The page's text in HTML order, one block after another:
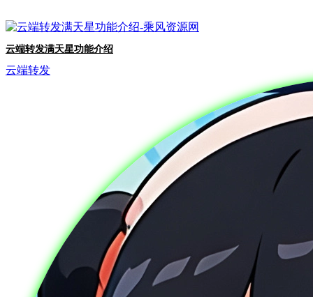
云端转发满天星功能介绍
云端转发